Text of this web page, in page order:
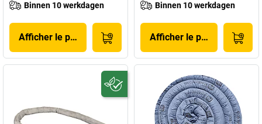
Binnen 10 werkdagen
Afficher le produit
Binnen 10 werkdagen
Afficher le produit